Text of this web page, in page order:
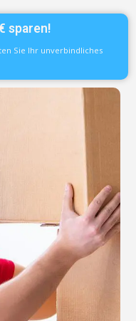
sparen!
Sie Ihr unverbindliches